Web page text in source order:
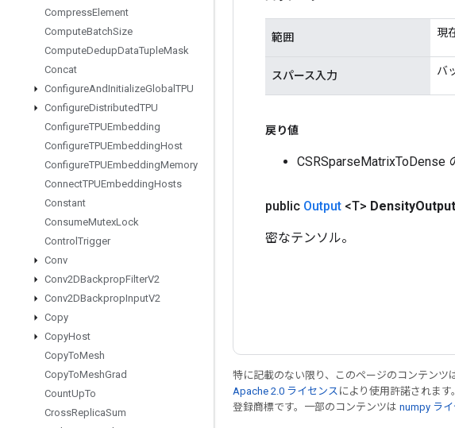
CompressElement
ComputeBatchSize
ComputeDedupDataTupleMask
Concat
ConfigureAndInitializeGlobal TPU
ConfigureDistributedTPU
ConfigureTPUEmbedding
ConfigureTPUEmbeddingHost
ConfigureTPUEmbeddingMemory
ConnectTPUEmbeddingHosts
Constant
ConsumeMutexLock
Control Trigger
Conv
Conv2DBackpropFilterV2
Conv2DBackpropInputV2
Copy
CopyHost
CopyToMesh
CopyToMeshGrad
CountUpTo
CrossReplicaSum
範囲 現
スパース入力 バ
戻り値
CSRSparseMatrixToDense
public Output <T> DensityOutput
密なテンソル。
特に記載のない限り、このページのコンテンツ
Apache 2.0 ライセンス により使用許諾されます
登録商標です。一部のコンテンツは numpy ライ